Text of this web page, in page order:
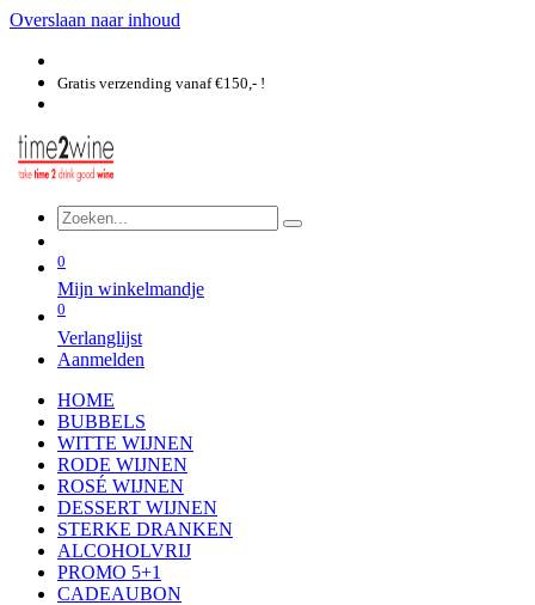
Overslaan naar inhoud
Gratis verzending vanaf €150,- !
0
Mijn winkelmandje
0
Verlanglijst
Aanmelden
HOME
BUBBELS
WITTE WIJNEN
RODE WIJNEN
ROSÉ WIJNEN
DESSERT WIJNEN
STERKE DRANKEN
ALCOHOLVRIJ
PROMO 5+1
CADEAUBON